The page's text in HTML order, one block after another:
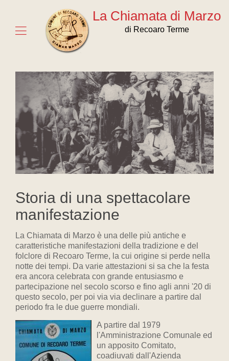
La Chiamata di Marzo
di Recoaro Terme
Storia di una spettacolare
manifestazione
La Chiamata di Marzo è una delle più antiche e
caratteristiche manifestazioni della tradizione e del
folclore di Recoaro Terme, la cui origine si perde nella
notte dei tempi. Da varie attestazioni si sa che la festa
era ancora celebrata con grande entusiasmo e
partecipazione nel secolo scorso e fino agli anni '20 di
questo secolo, per poi via via declinare a partire dal
periodo fra le due guerre mondiali.
A partire dal 1979
l'Amministrazione Comunale ed
un apposito Comitato,
coadiuvati dall'Azienda